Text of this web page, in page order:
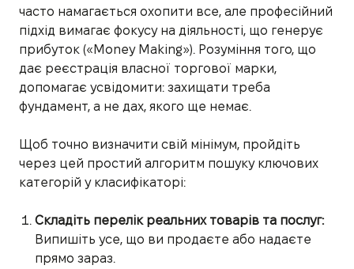
часто намагається охопити все, але професійний
підхід вимагає фокусу на діяльності, що генерує
прибуток («Money Making»). Розуміння того, що
дає реєстрація власної торгової марки,
допомагає усвідомити: захищати треба
фундамент, а не дах, якого ще немає.
Щоб точно визначити свій мінімум, пройдіть
через цей простий алгоритм пошуку ключових
категорій у класифікаторі:
Складіть перелік реальних товарів та послуг:
Випишіть усе, що ви продаєте або надаєте
прямо зараз.